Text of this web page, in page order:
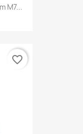
M7...
favorite_border